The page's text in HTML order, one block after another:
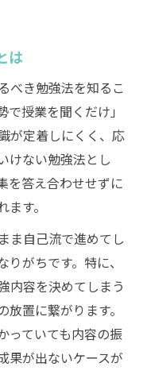
は
べき勉強法を知るこ
授業を聞くだけ」
が定着しにくく、応
けない勉強法とし
を答え合わせせずに
す。
ま自己流で進めてし
がちです。特に、
内容を決めてしまう
置に繋がります。
っていても内容の振
果が出ないケースが